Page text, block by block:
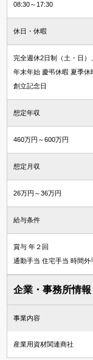
08:30～17:30
休日・休暇
完全週休2日制（土・日）
年末年始 慶弔休暇 夏季休
創立記念日
想定年収
460万円～600万円
想定月収
26万円～36万円
給与条件
賞与 年２回
通勤手当 住宅手当 時間外
企業・事務所情報
事業内容
産業用資材関連商社